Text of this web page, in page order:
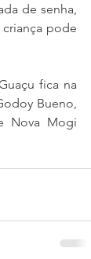
de senha,
criança pode
fica na
Bueno,
Nova Mogi